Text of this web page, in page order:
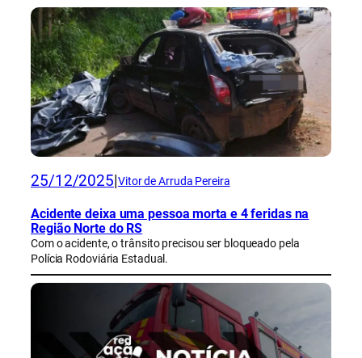
25/12/2025 Vitor de Arruda Pereira
Acidente deixa uma pessoa morta e 4 feridas na
Região Norte do RS
Com o acidente, o trânsito precisou ser bloqueado pela
Polícia Rodoviária Estadual.